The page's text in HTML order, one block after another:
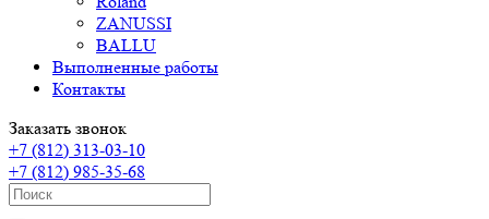
ZANUSSI
BALLU
Выполненные работы
Контакты
Заказать звонок
+7 (812) 313-03-10
+7 (812) 985-35-68